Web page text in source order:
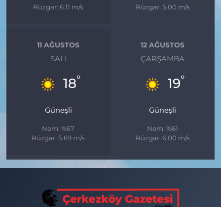
Rüzgar: 6.11 m/s
Rüzgar: 5.00 m/s
11 AĞUSTOS
SALI
18°
Güneşli
Nem: %67
Rüzgar: 5.69 m/s
12 AĞUSTOS
ÇARŞAMBA
19°
Güneşli
Nem: %61
Rüzgar: 6.00 m/s